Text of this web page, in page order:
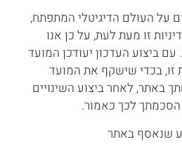
על העולם הדיגיטלי המתפתח,
זו מעת לעת, על כן אנו
ביצוע העדכון יעודכן המועד
זו, בכדי שישקף את המועד
באתר, לאחר ביצוע השינויים
הסכמתך לכך כאמור.
שנאסף באתר